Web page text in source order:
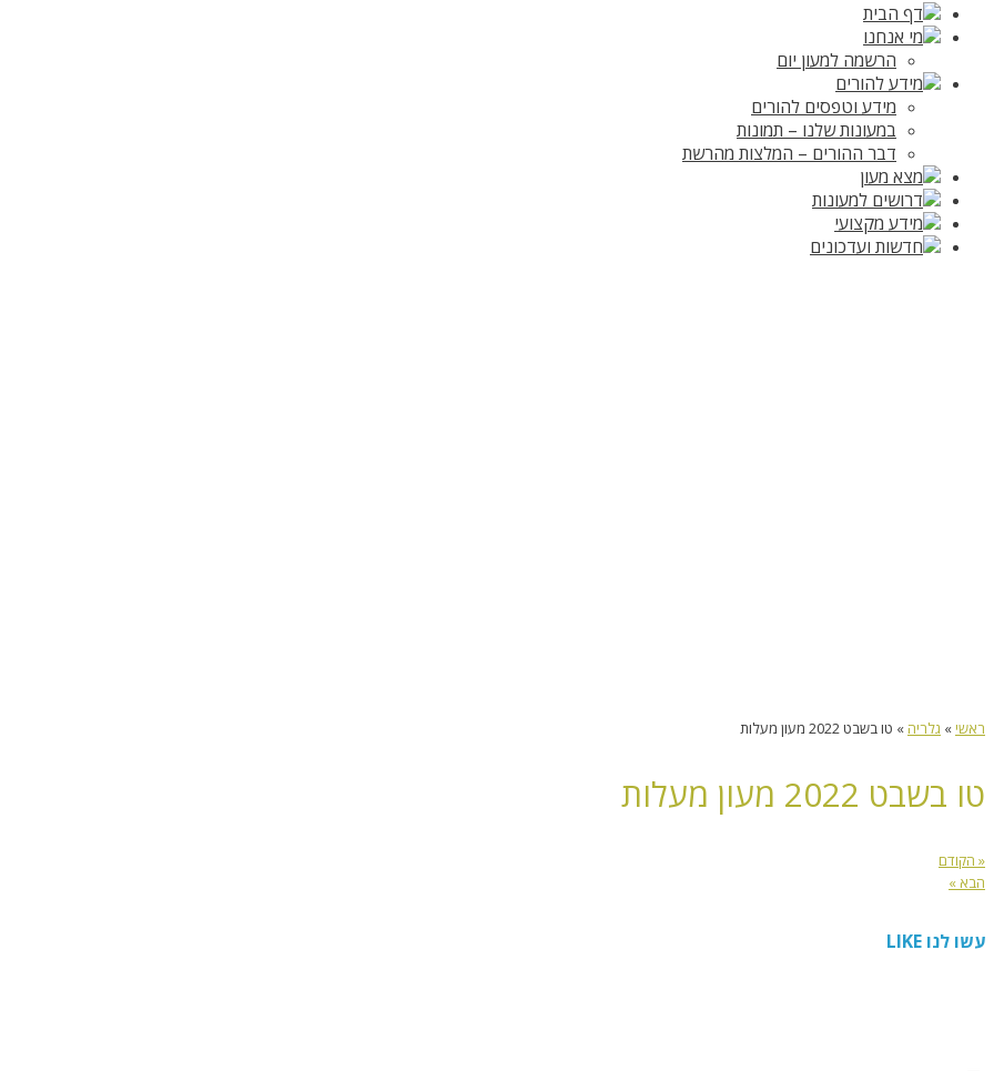
דף הבית
מי אנחנו
הרשמה למעון יום
מידע להורים
מידע וטפסים להורים
במעונות שלנו – תמונות
דבר ההורים – המלצות מהרשת
מצא מעון
דרושים למעונות
מידע מקצועי
חדשות ועדכונים
ראשי» גלריה» טו בשבט 2022 מעון מעלות
טו בשבט 2022 מעון מעלות
« הקודם
הבא »
עשו לנו LIKE